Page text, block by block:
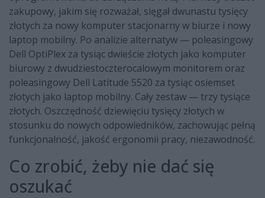
zakupowy, jakim się rozważał, sięgał dwunastu tysięcy
złotych za nowy komputer stacjonarny w biurze i nowy
laptop mobilny. Po analizie alternatyw — poleasingowy
Dell OptiPlex za tysiąc dwieście złotych jako komputer
biurowy z dwudziestoczterocalowym monitorem oraz
poleasingowy Dell Latitude 5520 za tysiąc osiemset
złotych jako laptop mobilny. Cały zestaw — trzy tysiące
złotych. Oszczędność dziewięciu tysięcy złotych w
stosunku do nowych odpowiedników, zachowując pełną
funkcjonalność, jakość ergonomii pracy, niezawodność.
Co zrobić, żeby nie dać się
oszukać